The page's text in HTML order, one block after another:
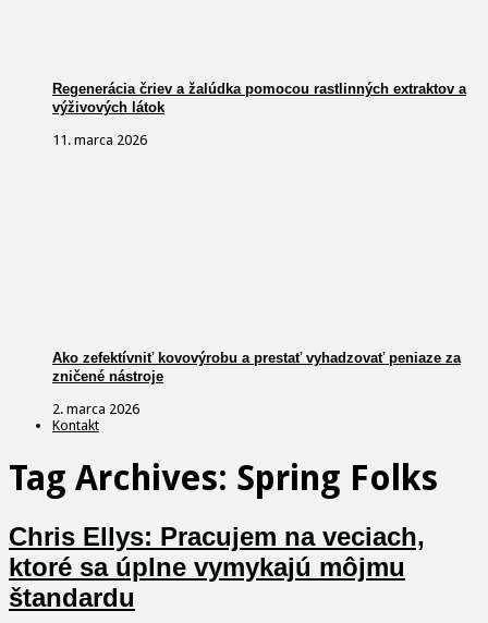
Regenerácia čriev a žalúdka pomocou rastlinných extraktov a
výživových látok
11. marca 2026
Ako zefektívniť kovovýrobu a prestať vyhadzovať peniaze za
zničené nástroje
2. marca 2026
Kontakt
Tag Archives: Spring Folks
Chris Ellys: Pracujem na veciach,
ktoré sa úplne vymykajú môjmu
štandardu